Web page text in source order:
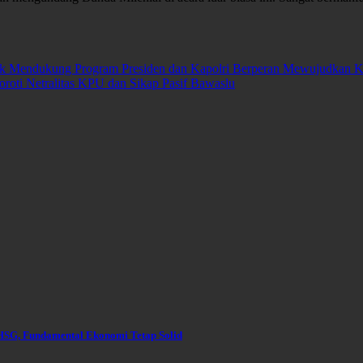
Mendukung Program Presiden dan Kapolri Berperan Mewujudkan
Netralitas KPU dan Sikap Pasif Bawaslu
Fundamental Ekonomi Tetap Solid